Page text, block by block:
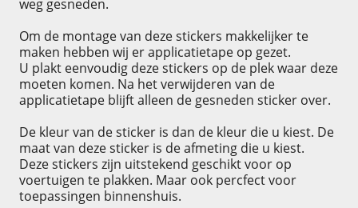
weg gesneden.
Om de montage van deze stickers makkelijker te
maken hebben wij er applicatietape op gezet.
U plakt eenvoudig deze stickers op de plek waar deze
moeten komen. Na het verwijderen van de
applicatietape blijft alleen de gesneden sticker over.
De kleur van de sticker is dan de kleur die u kiest. De
maat van deze sticker is de afmeting die u kiest.
Deze stickers zijn uitstekend geschikt voor op
voertuigen te plakken. Maar ook percfect voor
toepassingen binnenshuis.